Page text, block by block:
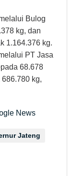
Bulog
kg, dan
1.164.376 kg.
PT Jasa
68.678
kg,
News
Jateng